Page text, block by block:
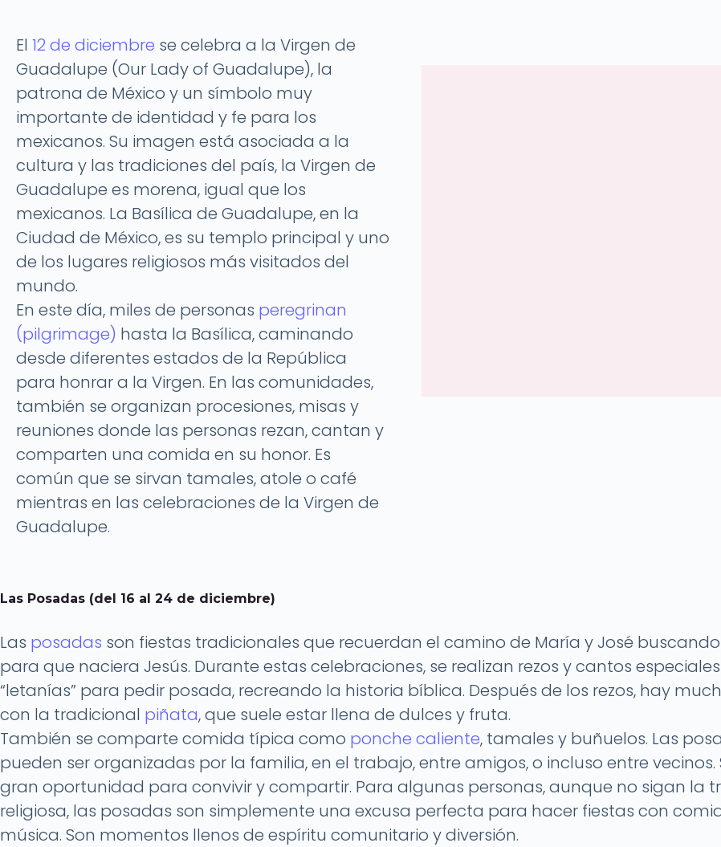
El 12 de diciembre se celebra a la Virgen de
Guadalupe (Our Lady of Guadalupe), la
patrona de México y un símbolo muy
importante de identidad y fe para los
mexicanos. Su imagen está asociada a la
cultura y las tradiciones del país, la Virgen de
Guadalupe es morena, igual que los
mexicanos. La Basílica de Guadalupe, en la
Ciudad de México, es su templo principal y uno
de los lugares religiosos más visitados del
mundo.
En este día, miles de personas peregrinan
(pilgrimage) hasta la Basílica, caminando
desde diferentes estados de la República
para honrar a la Virgen. En las comunidades,
también se organizan procesiones, misas y
reuniones donde las personas rezan, cantan y
comparten una comida en su honor. Es
común que se sirvan tamales, atole o café
mientras en las celebraciones de la Virgen de
Guadalupe.
Las Posadas (del 16 al 24 de diciembre)
Las posadas son fiestas tradicionales que recuerdan el camino de María y José
para que naciera Jesús. Durante estas celebraciones, se realizan rezos y cantos
“letanías” para pedir posada, recreando la historia bíblica. Después de los rezos, hay
con la tradicional piñata, que suele estar llena de dulces y fruta.
También se comparte comida típica como ponche caliente, tamales y buñuelos. Las
pueden ser organizadas por la familia, en el trabajo, entre amigos, o incluso entre vecinos.
gran oportunidad para convivir y compartir. Para algunas personas, aunque no sigan la
religiosa, las posadas son simplemente una excusa perfecta para hacer fiestas con
música. Son momentos llenos de espíritu comunitario y diversión.